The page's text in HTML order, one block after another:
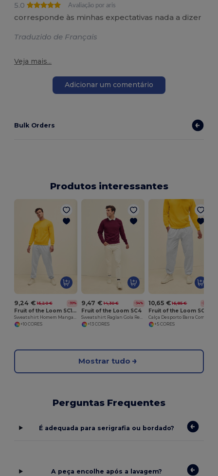
5.0
Avaliação por aris
corresponde às minhas expectativas nada a dizer
Traduzido de Français
Veja mais...
Adicionar um comentário
Bulk Orders
Produtos interessantes
9,24 € 15,20 € -39%
Fruit of the Loom SC163
+10 CORES
9,47 € 14,30 € -34%
Fruit of the Loom SC4
+13 CORES
10,65 € 16,85 € -37%
+5 CORES
Mostrar tudo
Perguntas Frequentes
É adequada para serigrafia ou bordado?
A peça encolhe após a lavagem?